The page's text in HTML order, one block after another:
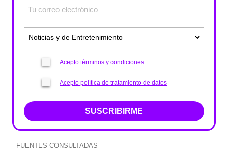
Acepto términos y condiciones
Acepto política de tratamiento de datos
SUSCRIBIRME
FUENTES CONSULTADAS